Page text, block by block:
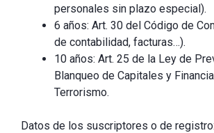
personales sin plazo especial).
6 años: Art. 30 del Código de
de contabilidad, facturas…).
10 años: Art. 25 de la Ley de
Blanqueo de Capitales y
Terrorismo.
Datos de los suscriptores o de